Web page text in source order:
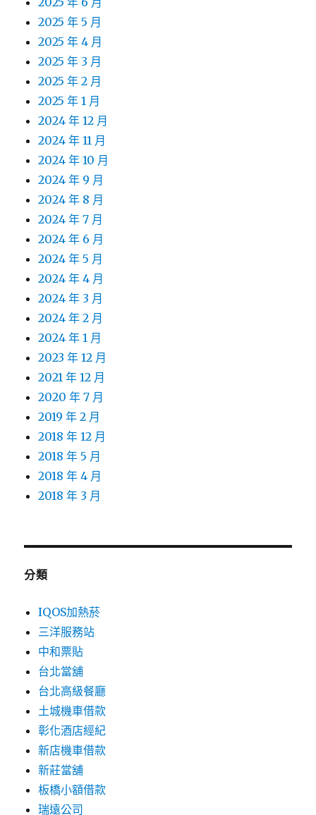
2025 年 5 月
2025 年 4 月
2025 年 3 月
2025 年 2 月
2025 年 1 月
2024 年 12 月
2024 年 11 月
2024 年 10 月
2024 年 9 月
2024 年 8 月
2024 年 7 月
2024 年 6 月
2024 年 5 月
2024 年 4 月
2024 年 3 月
2024 年 2 月
2024 年 1 月
2023 年 12 月
2021 年 12 月
2020 年 7 月
2019 年 2 月
2018 年 12 月
2018 年 5 月
2018 年 4 月
2018 年 3 月
分類
IQOS加熱菸
三洋服務站
中和票貼
台北當舖
台北高級餐廳
土城機車借款
彰化酒店經紀
新店機車借款
新莊當舖
板橋小額借款
瑞遠公司